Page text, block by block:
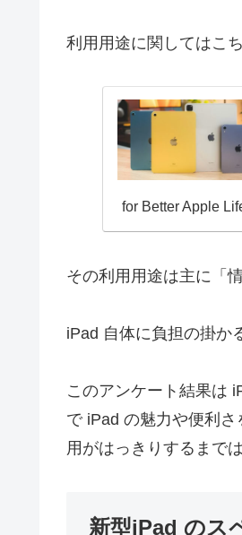
利用用途に関してはこ
for Better Apple
その利用用途は主に「
iPad 自体に負担の掛か
このアンケート結果は
で iPad の魅力や便利
用がはっきりするまで
新型iPad のス